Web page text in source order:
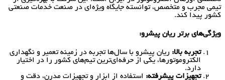
تیمی مجرب و متخصص، توانسته جایگاه ویژه‌ای در صنعت خدمات صنعتی
کشور پیدا کند.
ویژگی‌های برتر ریان پیشرو:
تجربه بالا: ریان پیشرو با سال‌ها تجربه در زمینه تعمیر و نگهداری
الکتروموتورها، یکی از حرفه‌ای‌ترین تیم‌های کشور را در اختیار
دارد.
تجهیزات پیشرفته: استفاده از ابزار و تجهیزات مدرن، دقت و